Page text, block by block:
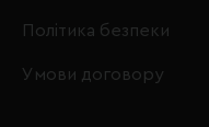
Політика безпеки
Умови договору